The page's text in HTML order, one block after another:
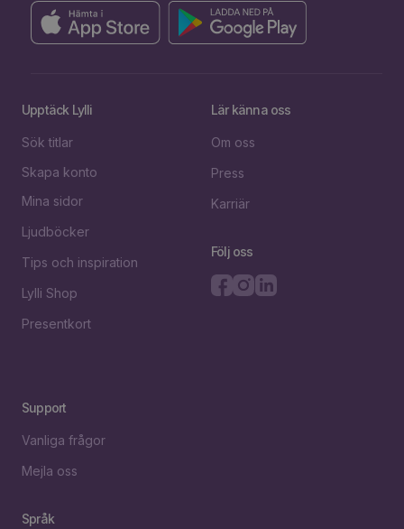
Upptäck Lylli
Sök titlar
Skapa konto
Mina sidor
Ljudböcker
Tips och inspiration
Lylli Shop
Presentkort
Lär känna oss
Om oss
Press
Karriär
Följ oss
Support
Vanliga frågor
Mejla oss
Språk